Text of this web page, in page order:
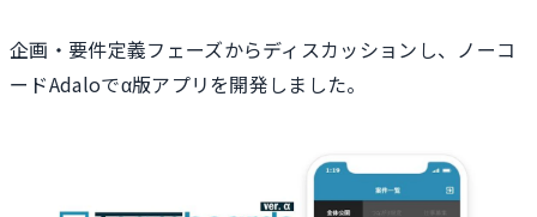
企画・要件定義フェーズからディスカッションし、ノーコ
ードAdaloでα版アプリを開発しました。